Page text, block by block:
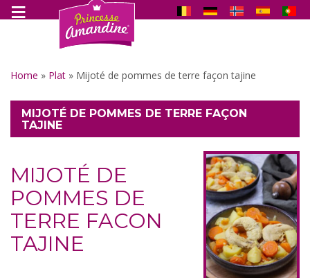
Home » Plat » Mijoté de pommes de terre façon tajine
MIJOTÉ DE POMMES DE TERRE FAÇON
TAJINE
MIJOTÉ DE
POMMES DE
TERRE FACON
TAJINE